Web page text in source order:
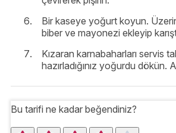
Bir kaseye yoğurt koyun.
biber ve mayonezi ekleyip
Kızaran karnabaharları servis
hazırladığınız yoğurdu dökün.
Bu tarifi ne kadar beğendiniz?